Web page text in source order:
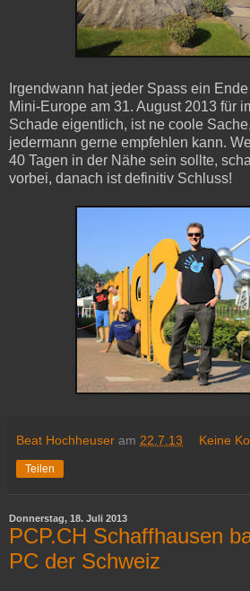
Irgendwann hat jeder Spass ein
Mini-Europe am 31. August 2013 für
Schade eigentlich, ist ne coole
jedermann gerne empfehlen kann.
40 Tagen in der Nähe sein sollte,
vorbei, danach ist definitiv Schluss!
Beat Hochheuser am 22.7.13 Keine
Teilen
Donnerstag, 18. Juli 2013
PCP.CH Schaffhausen
PC der Schweiz